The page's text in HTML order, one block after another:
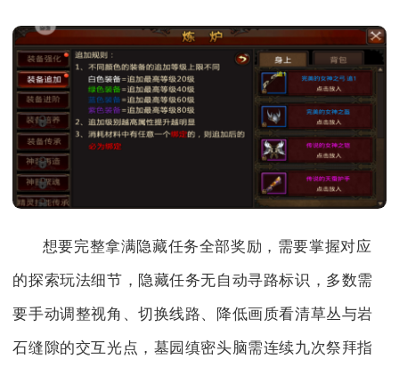
想要完整拿满隐藏任务全部奖励，需要掌握对应
的探索玩法细节，隐藏任务无自动寻路标识，多数需
要手动调整视角、切换线路、降低画质看清草丛与岩
石缝隙的交互光点，墓园缜密头脑需连续九次祭拜指